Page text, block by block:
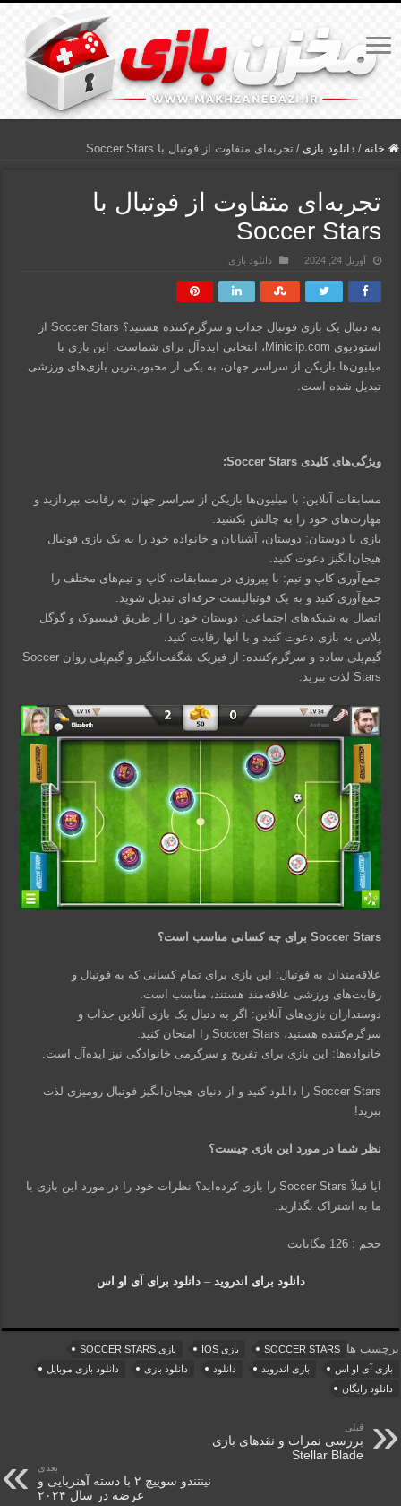
خانه / دانلود بازی / تجربه‌ای متفاوت از فوتبال با Soccer Stars
تجربه‌ای متفاوت از فوتبال با
Soccer Stars
آوریل 24, 2024 دانلود بازی
به دنبال یک بازی فوتبال جذاب و سرگرم‌کننده هستید؟ Soccer Stars از
استودیوی Miniclip.com، انتخابی ایده‌آل برای شماست. این بازی با
میلیون‌ها بازیکن از سراسر جهان، به یکی از محبوب‌ترین بازی‌های ورزشی
تبدیل شده است.
ویژگی‌های کلیدی Soccer Stars:
مسابقات آنلاین: با میلیون‌ها بازیکن از سراسر جهان به رقابت بپردازید و
مهارت‌های خود را به چالش بکشید.
بازی با دوستان: دوستان، آشنایان و خانواده خود را به یک بازی فوتبال
هیجان‌انگیز دعوت کنید.
جمع‌آوری کاپ و تیم: با پیروزی در مسابقات، کاپ و تیم‌های مختلف را
جمع‌آوری کنید و به یک فوتبالیست حرفه‌ای تبدیل شوید.
اتصال به شبکه‌های اجتماعی: دوستان خود را از طریق فیسبوک و گوگل
پلاس به بازی دعوت کنید و با آنها رقابت کنید.
گیم‌پلی ساده و سرگرم‌کننده: از فیزیک شگفت‌انگیز و گیم‌پلی روان Soccer
Stars لذت ببرید.
Soccer Stars برای چه کسانی مناسب است؟
علاقه‌مندان به فوتبال: این بازی برای تمام کسانی که به فوتبال و
رقابت‌های ورزشی علاقه‌مند هستند، مناسب است.
دوستداران بازی‌های آنلاین: اگر به دنبال یک بازی آنلاین جذاب و
سرگرم‌کننده هستید، Soccer Stars را امتحان کنید.
خانواده‌ها: این بازی برای تفریح و سرگرمی خانوادگی نیز ایده‌آل است.
Soccer Stars را دانلود کنید و از دنیای هیجان‌انگیز فوتبال رومیزی لذت
ببرید!
نظر شما در مورد این بازی چیست؟
آیا قبلاً Soccer Stars را بازی کرده‌اید؟ نظرات خود را در مورد این بازی با
ما به اشتراک بگذارید.
حجم : 126 مگابایت
دانلود برای اندروید –دانلود برای آی او اس
برچسب ها SOCCER STARS بازی IOS
بازی SOCCER STARS
بازی آی او اس
بازی اندروید دانلود دانلود بازی
دانلود بازی موبایل
دانلود رایگان
قبلی
بررسی نمرات و نقدهای بازی
Stellar Blade
بعدی
نینتندو سوییچ ۲ با دسته آهنربایی و
عرضه در سال ۲۰۲۴